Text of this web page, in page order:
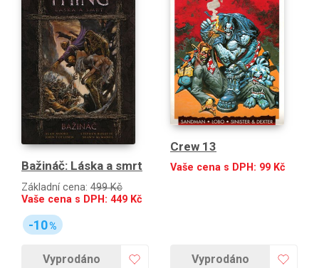
Bažináč: Láska a smrt
Základní cena: 499 Kč
Vaše cena s DPH: 449 Kč
-10%
Vyprodáno
Crew 13
Vaše cena s DPH: 99 Kč
Vyprodáno